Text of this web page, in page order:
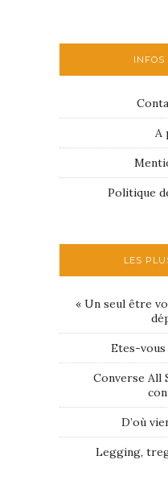
INFOS
A
Politique
LES
« Un seul être
Etes-vous
Converse All
D’où
Legging,